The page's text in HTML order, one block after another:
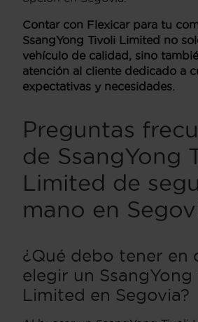
Contar con Flexicar para tu
SsangYong Tivoli Limited no
vehículo de calidad, sino
atención al cliente dedicado a
expectativas y necesidades.
Preguntas
de SsangYong
Limited de
mano en
¿Qué debo tener en
elegir un SsangYong
Limited en Segovia?